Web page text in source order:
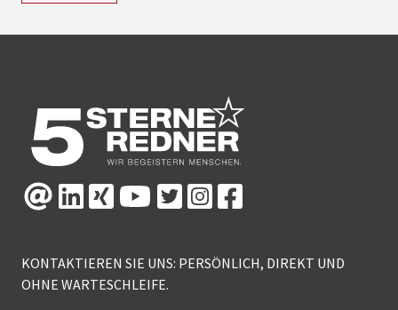
KONTAKTIEREN SIE UNS: PERSÖNLICH, DIREKT UND
OHNE WARTESCHLEIFE.